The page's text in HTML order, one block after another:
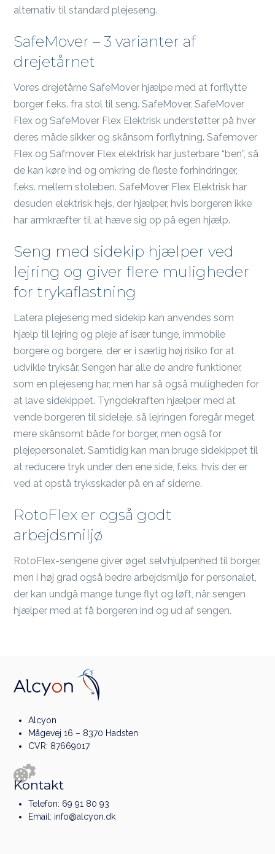
alternativ til standard plejeseng.
SafeMover – 3 varianter af
drejetårnet
Vores drejetårne SafeMover hjælpe med at forflytte
borger f.eks. fra stol til seng. SafeMover, SafeMover
Flex og SafeMover Flex Elektrisk understøtter på hver
deres måde sikker og skånsom forflytning. Safemover
Flex og Safmover Flex elektrisk har justerbare “ben”, så
de kan køre ind og omkring de fleste forhindringer,
f.eks. mellem stoleben. SafeMover Flex Elektrisk har
desuden elektrisk hejs, der hjælper, hvis borgeren ikke
har armkræfter til at hæve sig op på egen hjælp.
Seng med sidekip hjælper ved
lejring og giver flere muligheder
for trykaflastning
Latera plejeseng med sidekip kan anvendes som
hjælp til lejring og pleje af især tunge, immobile
borgere og borgere, der er i særlig høj risiko for at
udvikle tryksår. Sengen har alle de andre funktioner,
som en plejeseng har, men har så også muligheden for
at lave sidekippet. Tyngdekraften hjælper med at
vende borgeren til sideleje, så lejringen foregår meget
mere skånsomt både for borger, men også for
plejepersonalet. Samtidig kan man bruge sidekippet til
at reducere tryk under den ene side, f.eks. hvis der er
ved at opstå tryksskader på en af siderne.
RotoFlex er også godt
arbejdsmiljø
RotoFlex-sengene giver øget selvhjulpenhed til borger,
men i høj grad også bedre arbejdsmiljø for personalet,
der kan undgå mange tunge flyt og løft, når sengen
hjælper med at få borgeren ind og ud af sengen.
Alcyon
Mågevej 16 – 8370 Hadsten
CVR: 87669017
Kontakt
Telefon: 69 91 80 93
Email: info@alcyon.dk